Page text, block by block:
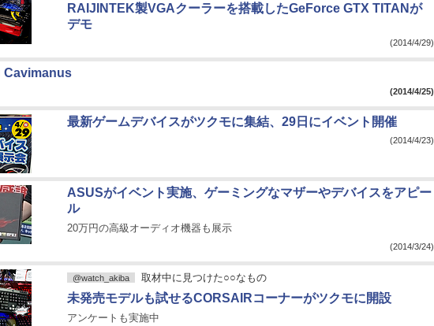
RAIJINTEK製VGAクーラーを搭載したGeForce GTX TITANが
デモ
(2014/4/29)
Cavimanus
(2014/4/25)
最新ゲームデバイスがツクモに集結、29日にイベント開催
(2014/4/23)
ASUSがイベント実施、ゲーミングなマザーやデバイスをアピー
ル
20万円の高級オーディオ機器も展示
(2014/3/24)
@watch_akiba 取材中に見つけた○○なもの
未発売モデルも試せるCORSAIRコーナーがツクモに開設
アンケートも実施中